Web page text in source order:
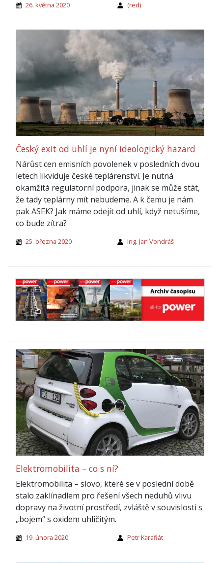
26. května 2020 (red)
Český exit od uhlí je nyní ideologický hazard
Nárůst cen emisních povolenek v posledních dvou
letech likviduje české teplárenství. Je nutná
okamžitá regulatorní podpora, jinak se může stát,
že tady teplárny mít nebudeme. A k čemu je nám
pak ASEK? Jak máme odejít od uhlí, když netušíme,
co bude zítra?
25. března 2020 Ing. Jan Vondráš
Elektromobilita – co s ní?
Elektromobilita – slovo, které se v poslední době
stalo zaklínadlem pro řešení všech neduhů vlivu
dopravy na životní prostředí, zvláště v souvislosti s
„bojem“ s oxidem uhličitým.
19. února 2020 Petr Karafiát